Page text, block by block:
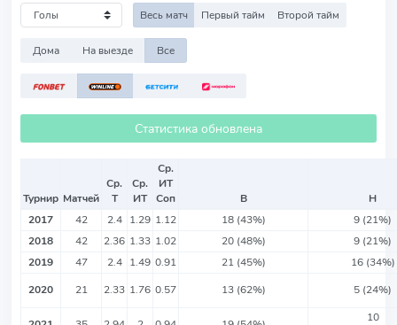
Весь матч Первый тайм Второй тайм
Дома На выезде Все
Статистика обновлена
Турнир Матчей
Ср.
Т
Ср.
ИТ
Ср.
ИТ
Соп
В
Н
2017
42 2.4 1.29 1.12 18 (43%)
9 (21%)
2018
42 2.36 1.33 1.02 20 (48%)
9 (21%)
2019
47 2.4 1.49 0.91 21 (45%)
16 (34%)
2020
21 2.33 1.76 0.57 13 (62%) 5 (24%)
10